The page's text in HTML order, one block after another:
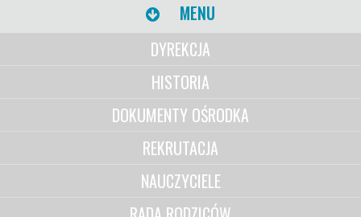
MENU
DYREKCJA
HISTORIA
DOKUMENTY OŚRODKA
REKRUTACJA
NAUCZYCIELE